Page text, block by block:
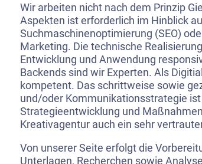
Wir arbeiten nicht nach dem Prinzip
Aspekten ist erforderlich im Hinblick
Suchmaschinenoptimierung (SEO)
Marketing. Die technische
Entwicklung und Anwendung
Backends sind wir Experten. Als
kompetent. Das schrittweise sowie
und/oder Kommunikationsstrategie
Strategieentwicklung und
Kreativagentur auch ein sehr
Von unserer Seite erfolgt die
Unterlagen, Recherchen sowie